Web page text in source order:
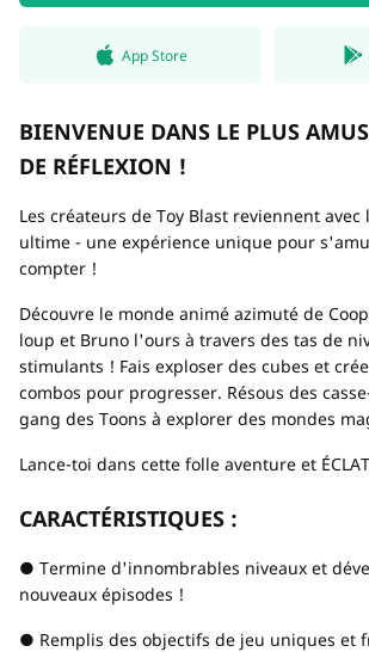
App Store
BIENVENUE DANS LE PLUS
DE RÉFLEXION !
Les créateurs de Toy Blast reviennent
ultime - une expérience unique pour
compter !
Découvre le monde animé azimuté de
loup et Bruno l'ours à travers des tas de
stimulants ! Fais exploser des cubes et
combos pour progresser. Résous des
gang des Toons à explorer des mondes
Lance-toi dans cette folle aventure et
CARACTÉRISTIQUES :
● Termine d'innombrables niveaux et
nouveaux épisodes !
● Remplis des objectifs de jeu uniques et